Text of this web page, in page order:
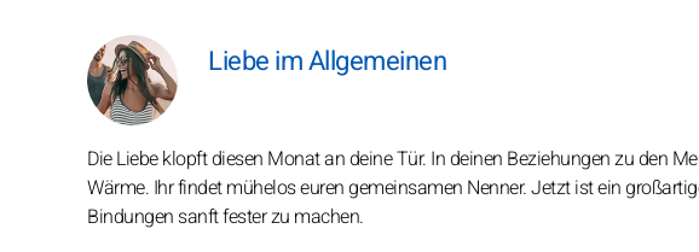
Liebe im Allgemeinen
Die Liebe klopft diesen Monat an deine Tür. In deinen Beziehungen zu den
Wärme. Ihr findet mühelos euren gemeinsamen Nenner. Jetzt ist ein
Bindungen sanft fester zu machen.